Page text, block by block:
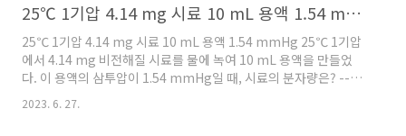
----------------------------------------- 1.5 m A 용액의 몰농
도 ( 참고: 몰랄농도를 몰농도로 https://ywp..
25℃ 1기압 4.14 mg 시료 10 mL 용액 1.54 mmHg
25℃ 1기압 4.14 mg 시료 10 mL 용액 1.54 mmHg 25℃ 1기압
에서 4.14 mg 비전해질 시료를 물에 녹여 10 mL 용액을 만들었
다. 이 용액의 삼투압이 1.54 mmHg일 때, 시료의 분자량은? -----
---------------------------------------------- 삼투압, π = MRT
> π = 삼투압(atm), V = 용액의 부피(L), n = 용질의 몰수(mol) >
2023. 6. 27.